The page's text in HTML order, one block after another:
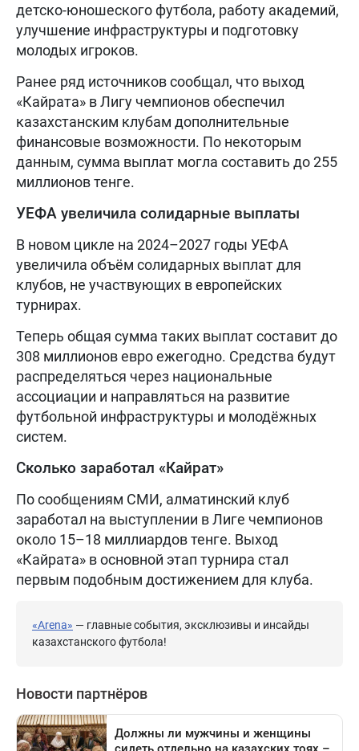
детско-юношеского футбола, работу академий,
улучшение инфраструктуры и подготовку
молодых игроков.
Ранее ряд источников сообщал, что выход
«Кайрата» в Лигу чемпионов обеспечил
казахстанским клубам дополнительные
финансовые возможности. По некоторым
данным, сумма выплат могла составить до 255
миллионов тенге.
УЕФА увеличила солидарные выплаты
В новом цикле на 2024–2027 годы УЕФА
увеличила объём солидарных выплат для
клубов, не участвующих в европейских
турнирах.
Теперь общая сумма таких выплат составит до
308 миллионов евро ежегодно. Средства будут
распределяться через национальные
ассоциации и направляться на развитие
футбольной инфраструктуры и молодёжных
систем.
Сколько заработал «Кайрат»
По сообщениям СМИ, алматинский клуб
заработал на выступлении в Лиге чемпионов
около 15–18 миллиардов тенге. Выход
«Кайрата» в основной этап турнира стал
первым подобным достижением для клуба.
«Arena» — главные события, эксклюзивы и инсайды
казахстанского футбола!